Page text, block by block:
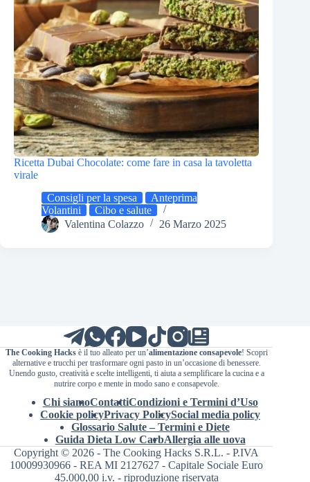
Ricetta Dubai Chocolate: come fare in casa la tavoletta
virale
Consigli per la spesa
Anteprima
Volantini
Cibo e salute
Valentina Colazzo
26 Marzo 2025
The Cooking Hacksè il tuo alleato per un’alimentazione consapevole! Scopri
alternative e trucchi per trasformare ogni pasto in un’occasione di benessere.
Unendo gusto, creatività e scelte intelligenti, ti aiuta a semplificare la cucina e a
nutrire corpo e mente in modo sano e consapevole.
Chi siamoContattiCondizioni e Termini d’Uso
Cookie policyPrivacy PolicySocial media policy
Glossario Salute – Termini e Diete
Guida Dieta Low CarbAllergia alle uova
Copyright © 2026 - The Cooking Hacks S.R.L. - P.IVA
10009930966 - REA MI 2127627 - Capitale Sociale Euro
45.000,00 i.v. - riproduzione riservata